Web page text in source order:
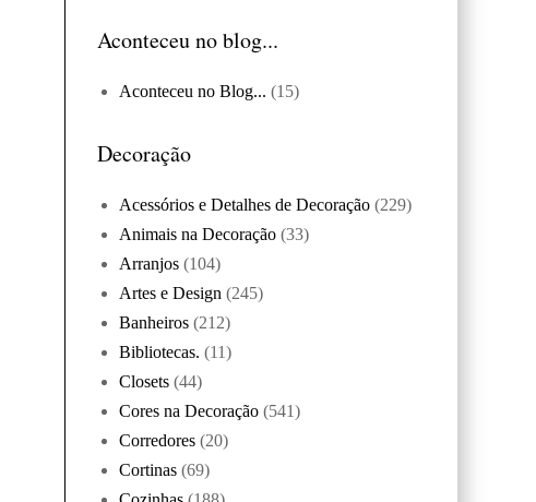
Aconteceu no blog...
Aconteceu no Blog... (15)
Decoração
Acessórios e Detalhes de Decoração (229)
Animais na Decoração (33)
Arranjos (104)
Artes e Design (245)
Banheiros (212)
Bibliotecas. (11)
Closets (44)
Cores na Decoração (541)
Corredores (20)
Cortinas (69)